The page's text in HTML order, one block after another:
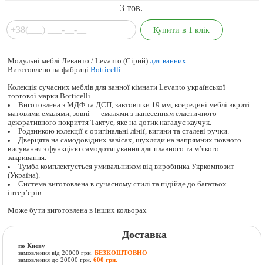
3тов.
Модульні меблі Леванто / Levanto (Сірий)для ванних.
Виготовлено на фабриціBotticelli.
Колекція сучасних меблів для ванної кімнати Levanto української
торгової марки Botticelli.
Виготовлена з МДФ та ДСП, завтовшки 19 мм, всередині меблі вкриті
матовими емалями, зовні — емалями з нанесенням еластичного
декоративного покриття Тактус, яке на дотик нагадує каучук.
Родзинкою колекції є оригінальні лінії, вигини та сталеві ручки.
Дверцята на самодовідних завісах, шухляди на напрямних повного
висування з функцією самодотягування для плавного та м’якого
закривання.
Тумба комплектується умивальником від виробника Укркомпозит
(Україна).
Система виготовлена в сучасному стилі та підійде до багатьох
інтер’єрів.
Може бути виготовлена в інших кольорах
Доставка
по Києву
замовлення від 20000 грн.БЕЗКОШТОВНО
замовлення до 20000 грн.600 грн.